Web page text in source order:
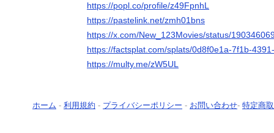
https://popl.co/profile/z49FpnhL
https://pastelink.net/zmh01bns
https://x.com/New_123Movies/status/
https://factsplat.com/splats/0d8f0e1a-7f1b-
https://multy.me/zW5UL
ホーム - 利用規約 - プライバシーポリシー - お問い合わせ- 特定商